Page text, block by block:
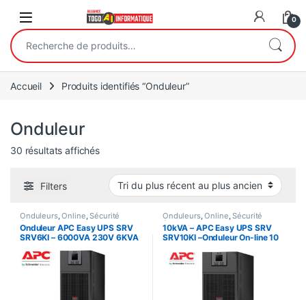
Open 0
Recherche pour :
Accueil Produits identifiés “Onduleur”
Onduleur
30 résultats affichésTrié du plus récent au plus ancien
Filters
Onduleurs,Online ,Sécurité
équipements
Onduleur APC Easy UPS SRV
SRV6KI – 6000VA 230V 6KVA
Onduleurs,Online ,Sécurité
équipements
10kVA – APC Easy UPS SRV
SRV10KI –Onduleur On-line 10